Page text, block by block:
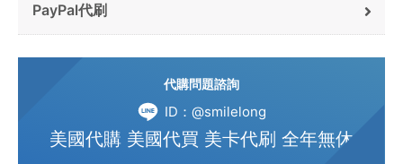
PayPal代刷
代購問題諮詢
ID：@smilelong
美國代購 美國代買 美卡代刷 全年無休